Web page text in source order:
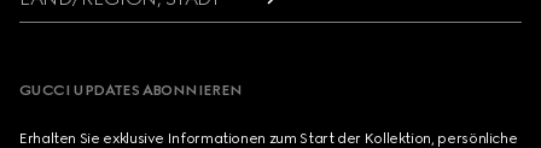
GUCCI UPDATES ABONNIEREN
Erhalten Sie exklusive Informationen zum Start der Kollektion, persönliche